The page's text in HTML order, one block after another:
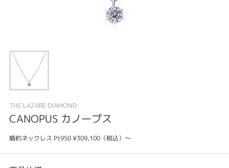
THE LAZARE DIAMOND
CANOPUS カノープス
婚約ネックレス Pt950 ¥309,100（税込）～